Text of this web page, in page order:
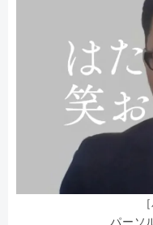
パーソ